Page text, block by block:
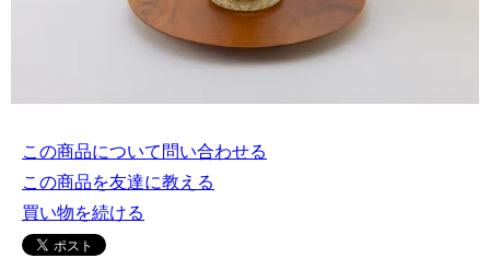
この商品について問い合わせる
この商品を友達に教える
買い物を続ける